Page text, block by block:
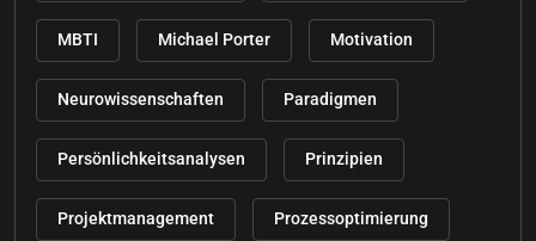
MBTI Michael Porter Motivation
Neurowissenschaften Paradigmen
Persönlichkeitsanalysen Prinzipien
Projektmanagement Prozessoptimierung